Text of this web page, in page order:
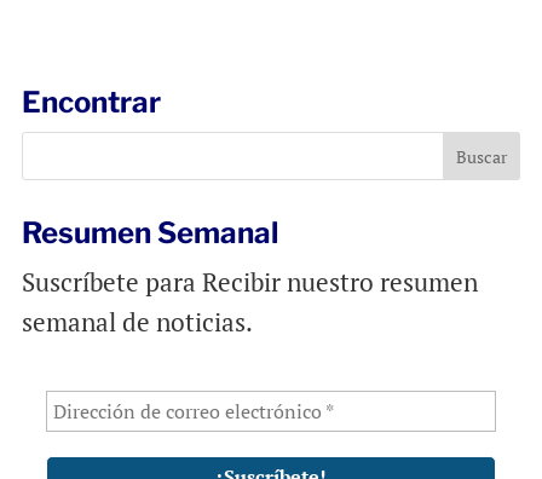
o
k
p
Encontrar
Resumen Semanal
Suscríbete para Recibir nuestro resumen
semanal de noticias.